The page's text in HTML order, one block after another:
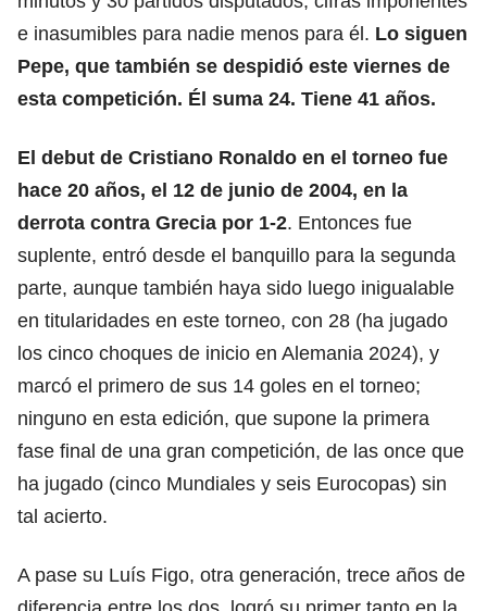
e inasumibles para nadie menos para él. Lo siguen
Pepe, que también se despidió este viernes de
esta competición. Él suma 24. Tiene 41 años.
El debut de Cristiano Ronaldo en el torneo fue
hace 20 años, el 12 de junio de 2004, en la
derrota contra Grecia por 1-2. Entonces fue
suplente, entró desde el banquillo para la segunda
parte, aunque también haya sido luego inigualable
en titularidades en este torneo, con 28 (ha jugado
los cinco choques de inicio en Alemania 2024), y
marcó el primero de sus 14 goles en el torneo;
ninguno en esta edición, que supone la primera
fase final de una gran competición, de las once que
ha jugado (cinco Mundiales y seis Eurocopas) sin
tal acierto.
A pase su Luís Figo, otra generación, trece años de